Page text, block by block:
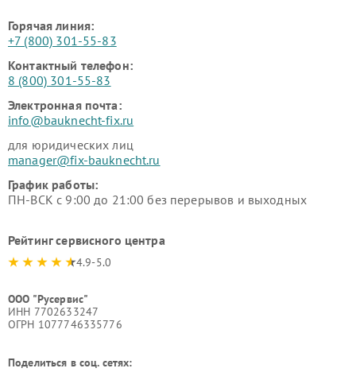
Горячая линия:
+7 (800) 301-55-83
Контактный телефон:
8 (800) 301-55-83
Электронная почта:
info@bauknecht-fix.ru
для юридических лиц
manager@fix-bauknecht.ru
График работы:
ПН-ВСК с 9:00 до 21:00 без перерывов и выходных
Рейтинг сервисного центра
4.9-5.0
ООО "Русервис"
ИНН 7702633247
ОГРН 1077746335776
Поделиться в соц. сетях: